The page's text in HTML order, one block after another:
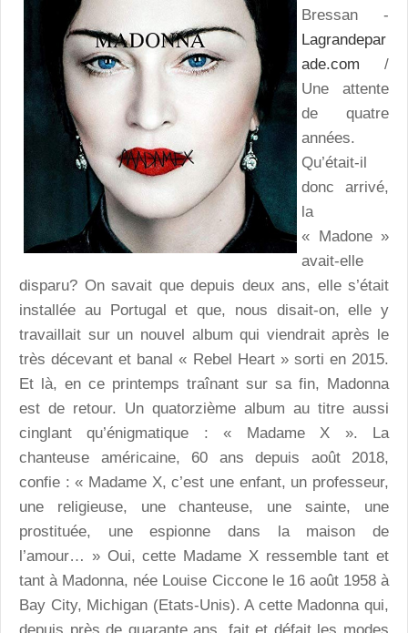
Bressan -
Lagrandepar
ade.com /
Une attente
de quatre
années.
Qu’était-il
donc arrivé,
la
« Madone »
avait-elle
disparu? On savait que depuis deux ans, elle s’était
installée au Portugal et que, nous disait-on, elle y
travaillait sur un nouvel album qui viendrait après le
très décevant et banal « Rebel Heart » sorti en 2015.
Et là, en ce printemps traînant sur sa fin, Madonna
est de retour. Un quatorzième album au titre aussi
cinglant qu’énigmatique : « Madame X ». La
chanteuse américaine, 60 ans depuis août 2018,
confie : « Madame X, c’est une enfant, un professeur,
une religieuse, une chanteuse, une sainte, une
prostituée, une espionne dans la maison de
l’amour… » Oui, cette Madame X ressemble tant et
tant à Madonna, née Louise Ciccone le 16 août 1958 à
Bay City, Michigan (Etats-Unis). A cette Madonna qui,